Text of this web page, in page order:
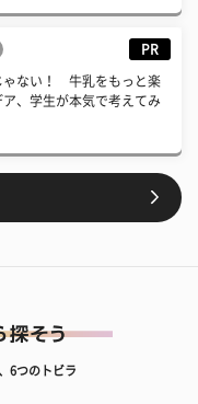
PR
ゃない！ 牛乳をもっと楽
ア、学生が本気で考えてみ
6つのトビラ